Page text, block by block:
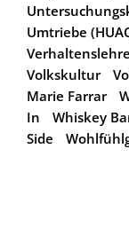
Umtriebe
Volkskultur
Marie Farrar
In
Whiskey
Side